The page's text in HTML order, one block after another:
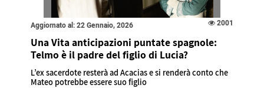
Aggiornato al: 22 Gennaio, 2026 2001
Una Vita anticipazioni puntate spagnole:
Telmo è il padre del figlio di Lucia?
L’ex sacerdote resterà ad Acacias e si renderà conto che
Mateo potrebbe essere suo figlio